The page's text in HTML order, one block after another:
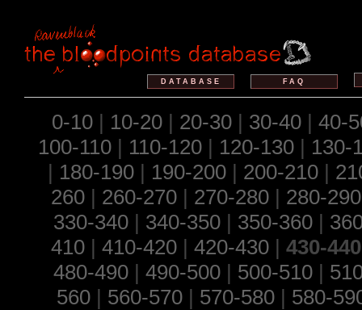
FAQ
DATABASE
0-10| 10-20| 20-30| 30-40| 40-
100-110| 110-120| 120-130| 130-
| 180-190| 190-200| 200-210|
260 | 260-270 | 270-280 | 280-290
330-340| 340-350| 350-360|
410 | 410-420 | 420-430 | 430-440
480-490| 490-500| 500-510|
560 | 560-570 | 570-580 | 580-